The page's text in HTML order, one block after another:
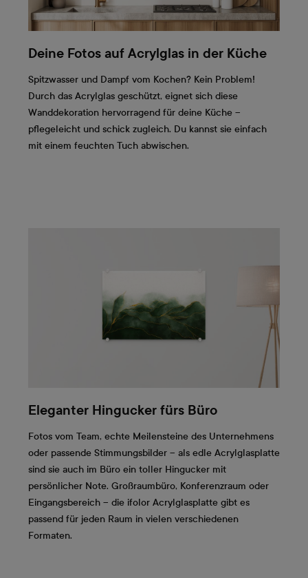
Deine Fotos auf Acrylglas in der Küche
Spitzwasser und Dampf vom Kochen? Kein Problem!
Durch das Acrylglas geschützt, eignet sich diese
Wanddekoration hervorragend für deine Küche –
pflegeleicht und schick zugleich. Du kannst sie einfach
mit einem feuchten Tuch abwischen.
Eleganter Hingucker fürs Büro
Fotos vom Team, echte Meilensteine des Unternehmens
oder passende Stimmungsbilder – als edle Acrylglasplatte
sind sie auch im Büro ein toller Hingucker mit
persönlicher Note. Großraumbüro, Konferenzraum oder
Eingangsbereich – die ifolor Acrylglasplatte gibt es
passend für jeden Raum in vielen verschiedenen
Formaten.